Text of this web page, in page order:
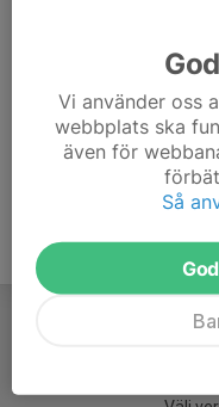
Vi använder oss
webbplats ska
även för
Så